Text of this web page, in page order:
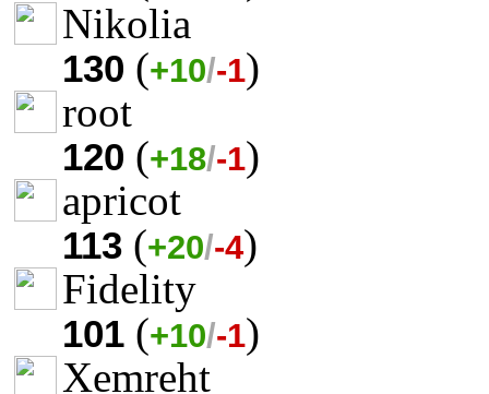
Nikolia
130 (+10/-1)
root
120 (+18/-1)
apricot
113 (+20/-4)
Fidelity
101 (+10/-1)
Xemreht